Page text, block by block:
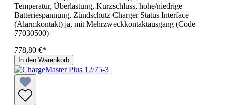
Temperatur, Überlastung, Kurzschluss, hohe/niedrige
Batteriespannung, Zündschutz Charger Status Interface
(Alarmkontakt) ja, mit Mehrzweckkontaktausgang (Code
77030500)
778,80 €*
In den Warenkorb